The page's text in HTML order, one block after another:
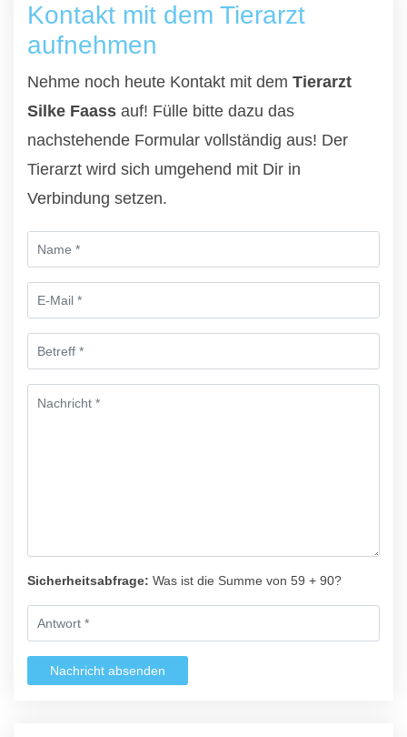
Kontakt mit dem Tierarzt
aufnehmen
Nehme noch heute Kontakt mit dem Tierarzt
Silke Faass auf! Fülle bitte dazu das
nachstehende Formular vollständig aus! Der
Tierarzt wird sich umgehend mit Dir in
Verbindung setzen.
Sicherheitsabfrage: Was ist die Summe von 59 + 90?
Nachricht absenden